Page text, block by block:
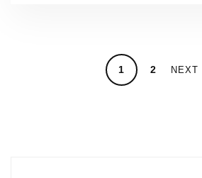
1 2 NEXT